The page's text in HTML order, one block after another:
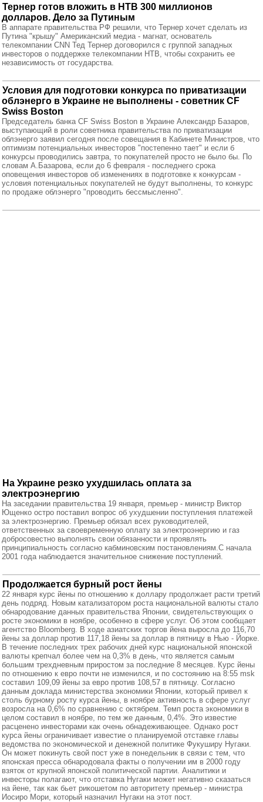
Тернер готов вложить в НТВ 300 миллионов
долларов. Дело за Путиным
В аппарате правительства РФ решили, что Тернер хочет сделать из
Путина "крышу" Американский медиа - магнат, основатель
телекомпании CNN Тед Тернер договорился с группой западных
инвесторов о поддержке телекомпании НТВ, чтобы сохранить ее
независимость от государства.
Условия для подготовки конкурса по приватизации
облэнерго в Украине не выполнены - советник CF
Swiss Boston
Председатель банка CF Swiss Boston в Украине Александр Базаров,
выступающий в роли советника правительства по приватизации
облэнерго заявил сегодня после совещания в Кабинете Министров, что
оптимизм потенциальных инвесторов "постепенно тает" и если б
конкурсы проводились завтра, то покупателей просто не было бы. По
словам А.Базарова, если до 6 февраля - последнего срока
оповещения инвесторов об изменениях в подготовке к конкурсам -
условия потенциальных покупателей не будут выполнены, то конкурс
по продаже облэнерго "проводить бессмысленно".
На Украине резко ухудшилась оплата за
электроэнергию
На заседании правительства 19 января, премьер - министр Виктор
Ющенко остро поставил вопрос об ухудшении поступления платежей
за электроэнергию. Премьер обязал всех руководителей,
ответственных за своевременную оплату за электроэнергию и газ
добросовестно выполнять свои обязанности и проявлять
принципиальность согласно кабминовским постановлениям.С начала
2001 года наблюдается значительное снижение поступлений.
Продолжается бурный рост йены
22 января курс йены по отношению к доллару продолжает расти третий
день подряд. Новым катализатором роста национальной валюты стало
обнародование данных правительства Японии, свидетельствующих о
росте экономики в ноябре, особенно в сфере услуг. Об этом сообщает
агентство Bloomberg. В ходе азиатских торгов йена выросла до 116,70
йены за доллар против 117,18 йены за доллар в пятницу в Нью - Йорке.
В течение последних трех рабочих дней курс национальной японской
валюты крепчал более чем на 0,3% в день, что является самым
большим трехдневным приростом за последние 8 месяцев. Курс йены
по отношению к евро почти не изменился, и по состоянию на 8:55 msk
составил 109,09 йены за евро против 108,57 в пятницу. Согласно
данным доклада министерства экономики Японии, который привел к
столь бурному росту курса йены, в ноябре активность в сфере услуг
возросла на 0,6% по сравнению с октябрем. Темп роста экономики в
целом составил в ноябре, по тем же данным, 0,4%. Это известие
расценено инвесторами как очень обнадеживающее. Однако рост
курса йены ограничивает известие о планируемой отставке главы
ведомства по экономической и денежной политике Фукуширу Нугаки.
Он может покинуть свой пост уже в понедельник в связи с тем, что
японская пресса обнародовала факты о получении им в 2000 году
взяток от крупной японской политической партии. Аналитики и
инвесторы полагают, что отставка Нугаки может негативно сказаться
на йене, так как бьет рикошетом по авторитету премьер - министра
Иосиро Мори, который назначил Нугаки на этот пост.